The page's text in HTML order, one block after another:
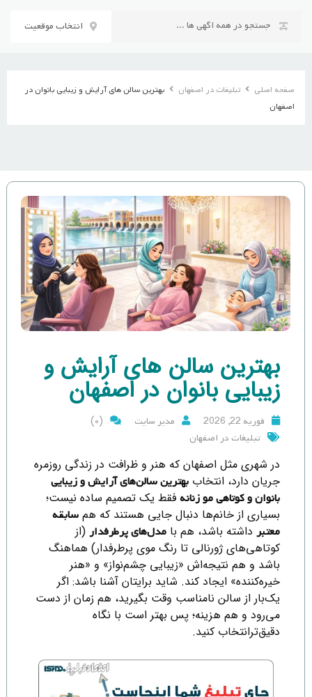
انتخاب موقعیت
صفحه اصلی تبلیغات در اصفهان
بهترین سالن های آرایش و زیبایی بانوان در
اصفهان
بهترین سالن های آرایش و
زیبایی بانوان در اصفهان
فوریه 22, 2026 مدیر سایت (0)
تبلیغات در اصفهان
در شهری مثل اصفهان که هنر و ظرافت در زندگی روزمره
جریان دارد، انتخاب بهترین سالن‌های آرایش و زیبایی
بانوان و کوتاهی مو زنانه فقط یک تصمیم ساده نیست؛
بسیاری از خانم‌ها دنبال جایی هستند که هم سابقه
معتبر داشته باشد، هم با مدل‌های پرطرفدار (از
کوتاهی‌های ژورنالی تا رنگ موی پرطرفدار) هماهنگ
باشد و هم نتیجه‌اش «زیبایی چشم‌نواز» و «هنر
خیره‌کننده» ایجاد کند. شاید برایتان آشنا باشد: اگر
یک‌بار از سالن نامناسب وقت بگیرید، هم زمان از دست
می‌رود و هم هزینه؛ پس بهتر است با نگاه
دقیق‌ترانتخاب کنید.